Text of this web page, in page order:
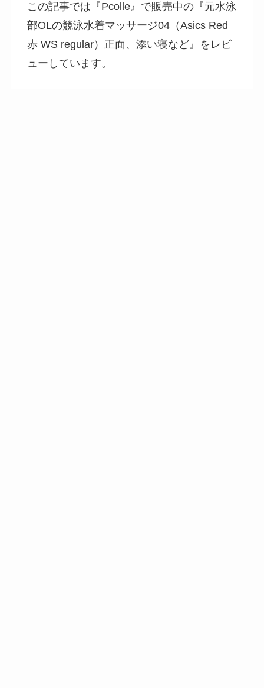
この記事では『Pcolle』で販売中の『元水泳
部OLの競泳水着マッサージ04（Asics Red
赤 WS regular）正面、添い寝など』をレビ
ューしています。